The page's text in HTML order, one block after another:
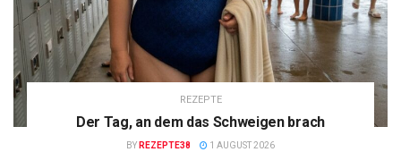
REZEPTE
Der Tag, an dem das Schweigen brach
BY REZEPTE38 1 AUGUST 2026